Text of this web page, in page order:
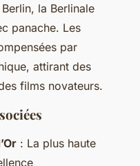
la Berlinale
panache. Les
par
attirant des
films novateurs.
: La plus haute